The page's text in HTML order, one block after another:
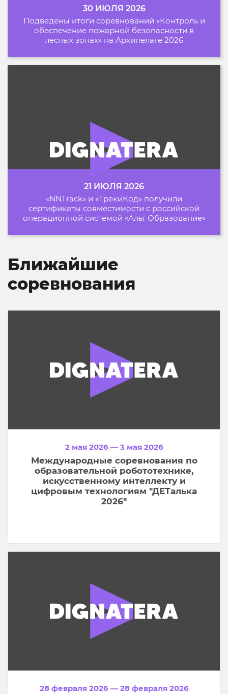
30 ИЮЛЯ 2026
Подведены итоги соревнований «Контроль и
обеспечение пожарной безопасности в
лесных зонах» на Архипелаге 2026
21 ИЮЛЯ 2026
«NNTrack» и «ТрекиКод» получили
сертификаты совместимости с российской
операционной системой «Альт Образование»
Ближайшие
соревнования
2 мая 2026 — 3 мая 2026
Международные соревнования по
образовательной робототехнике,
искусственному интеллекту и
цифровым технологиям "ДЕТалька
2026"
28 февраля 2026 — 28 февраля 2026